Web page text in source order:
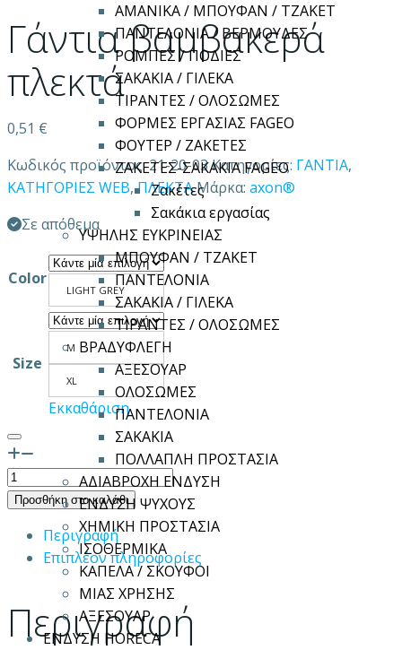
ΑΜΑΝΙΚΑ / ΜΠΟΥΦΑΝ / ΤΖΑΚΕΤ
ΠΑΝΤΕΛΟΝΙΑ / ΒΕΡΜΟΥΔΕΣ
ΡΟΜΠΕΣ / ΠΟΔΙΕΣ
ΣΑΚΑΚΙΑ / ΓΙΛΕΚΑ
ΤΙΡΑΝΤΕΣ / ΟΛΟΣΩΜΕΣ
ΦΟΡΜΕΣ ΕΡΓΑΣΙΑΣ FAGEO
ΦΟΥΤΕΡ / ΖΑΚΕΤΕΣ
ΖΑΚΕΤΕΣ-ΣΑΚΑΚΙΑ FAGEO
Ζακέτες
Σακάκια εργασίας
ΥΨΗΛΗΣ ΕΥΚΡΙΝΕΙΑΣ
ΜΠΟΥΦΑΝ / ΤΖΑΚΕΤ
ΠΑΝΤΕΛΟΝΙΑ
ΣΑΚΑΚΙΑ / ΓΙΛΕΚΑ
ΤΙΡΑΝΤΕΣ / ΟΛΟΣΩΜΕΣ
ΒΡΑΔΥΦΛΕΓΗ
ΑΞΕΣΟΥΑΡ
ΟΛΟΣΩΜΕΣ
ΠΑΝΤΕΛΟΝΙΑ
ΣΑΚΑΚΙΑ
ΠΟΛΛΑΠΛΗ ΠΡΟΣΤΑΣΙΑ
ΑΔΙΑΒΡΟΧΗ ΕΝΔΥΣΗ
ΕΝΔΥΣΗ ΨΥΧΟΥΣ
ΧΗΜΙΚΗ ΠΡΟΣΤΑΣΙΑ
ΙΣΟΘΕΡΜΙΚΑ
ΚΑΠΕΛΑ / ΣΚΟΥΦΟΙ
ΜΙΑΣ ΧΡΗΣΗΣ
ΑΞΕΣΟΥΑΡ
ΕΝΔΥΣΗ HORECA
Γάντια βαμβακερά
πλεκτά
0,51 €
Κωδικός προϊόντος:21-20-03Κατηγορίες: ΓΑΝΤΙΑ,
ΚΑΤΗΓΟΡΙΕΣ WEB,ΠΛΕΚΤΑ Μάρκα: axon®
Σε απόθεμα
Color
LIGHT GREY
Size
M
XL
Εκκαθάριση
Γάντια
βαμβακερά
ποσότητα
Προσθήκη στο καλάθι
Περιγραφή
Επιπλέον πληροφορίες
Περιγραφή